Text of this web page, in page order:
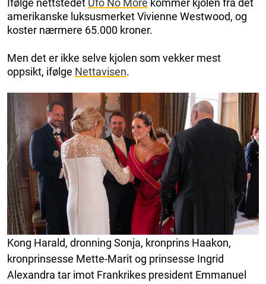
Ifølge nettstedet Ufo No More kommer kjolen fra det
amerikanske luksusmerket Vivienne Westwood, og
koster nærmere 65.000 kroner.
Men det er ikke selve kjolen som vekker mest
oppsikt, ifølge Nettavisen.
Kong Harald, dronning Sonja, kronprins Haakon,
kronprinsesse Mette-Marit og prinsesse Ingrid
Alexandra tar imot Frankrikes president Emmanuel